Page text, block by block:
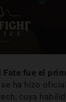
Fate fue el
ha hizo
cuya